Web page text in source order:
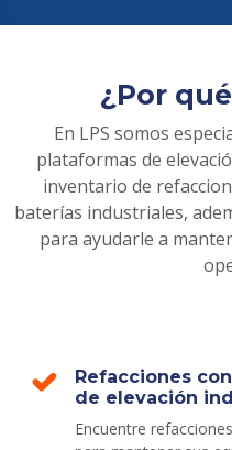
¿Por
En LPS somos
plataformas de
inventario de
baterías industriales,
para ayudarle a
Refacciones
de elevación
Encuentre